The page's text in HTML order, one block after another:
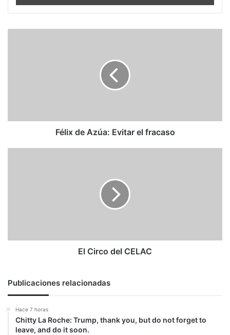
Félix de Azúa: Evitar el fracaso
El Circo del CELAC
Publicaciones relacionadas
Hace 7 horas
Chitty La Roche: Trump, thank you, but do not forget to
leave, and do it soon.